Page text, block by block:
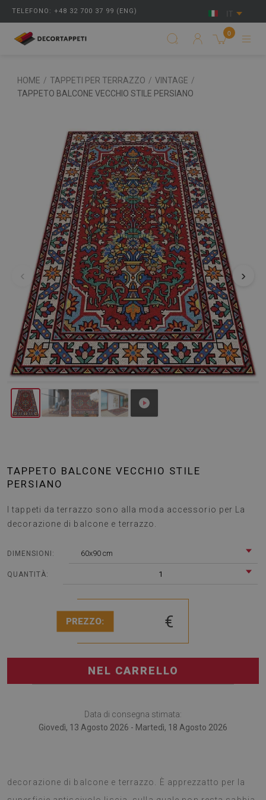
TELEFONO: +48 32 700 37 99 (ENG)
0
HOME / TAPPETI PER TERRAZZO / VINTAGE /
TAPPETO BALCONE VECCHIO STILE PERSIANO
‹ ›
TAPPETO BALCONE VECCHIO STILE
PERSIANO
I tappeti da terrazzo sono alla moda accessorio per La
decorazione di balcone e terrazzo.
DIMENSIONI: 60x90 cm
QUANTITÀ: 1
PREZZO: €
NEL CARRELLO
Data di consegna stimata:
Giovedì, 13 Agosto 2026 - Martedì, 18 Agosto 2026
decorazione di balcone e terrazzo. È apprezzatto per la